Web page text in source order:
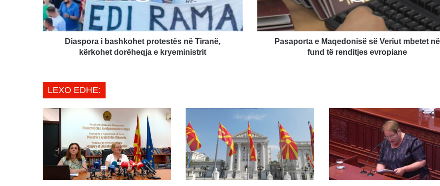
kërkohet
dorëheqja
e
kryeministritDiaspora i bashkohet protestës në Tiranë,
kërkohet dorëheqja e kryeministrit
fund
të
renditjesPasaporta e Maqedonisë së Veriut mbetet në
fund të renditjes evropiane
LEXO EDHE: